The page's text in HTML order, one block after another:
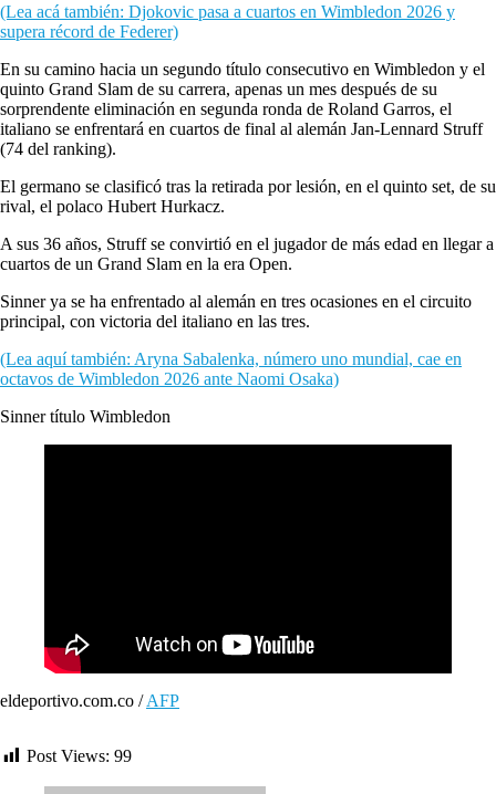
(Lea acá también: Djokovic pasa a cuartos en Wimbledon 2026 y
supera récord de Federer)
En su camino hacia un segundo título consecutivo en Wimbledon y el
quinto Grand Slam de su carrera, apenas un mes después de su
sorprendente eliminación en segunda ronda de Roland Garros, el
italiano se enfrentará en cuartos de final al alemán Jan-Lennard Struff
(74 del ranking).
El germano se clasificó tras la retirada por lesión, en el quinto set, de su
rival, el polaco Hubert Hurkacz.
A sus 36 años, Struff se convirtió en el jugador de más edad en llegar a
cuartos de un Grand Slam en la era Open.
Sinner ya se ha enfrentado al alemán en tres ocasiones en el circuito
principal, con victoria del italiano en las tres.
(Lea aquí también: Aryna Sabalenka, número uno mundial, cae en
octavos de Wimbledon 2026 ante Naomi Osaka)
Sinner título Wimbledon
eldeportivo.com.co /AFP
Post Views: 99